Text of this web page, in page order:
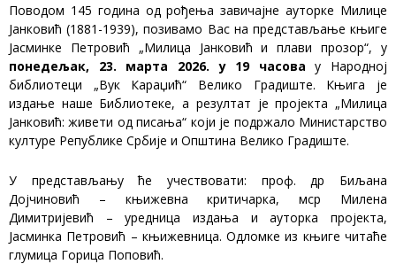
Поводом 145 година од рођења завичајне ауторке Милице
Јанковић (1881-1939), позивамо Вас на представљање књиге
Јасминке Петровић „Милица Јанковић и плави прозор“, у
понедељак, 23. марта 2026. у 19 часова у Народној
библиотеци „Вук Караџић“ Велико Градиште. Књига је
издање наше Библиотеке, а резултат је пројекта „Милица
Јанковић: живети од писања“ који је подржало Министарство
културе Републике Србије и Општина Велико Градиште.
У представљању ће учествовати: проф. др Биљана
Дојчиновић – књижевна критичарка, мср Милена
Димитријевић – уредница издања и ауторка пројекта,
Јасминка Петровић – књижевница. Одломке из књиге читаће
глумица Горица Поповић.